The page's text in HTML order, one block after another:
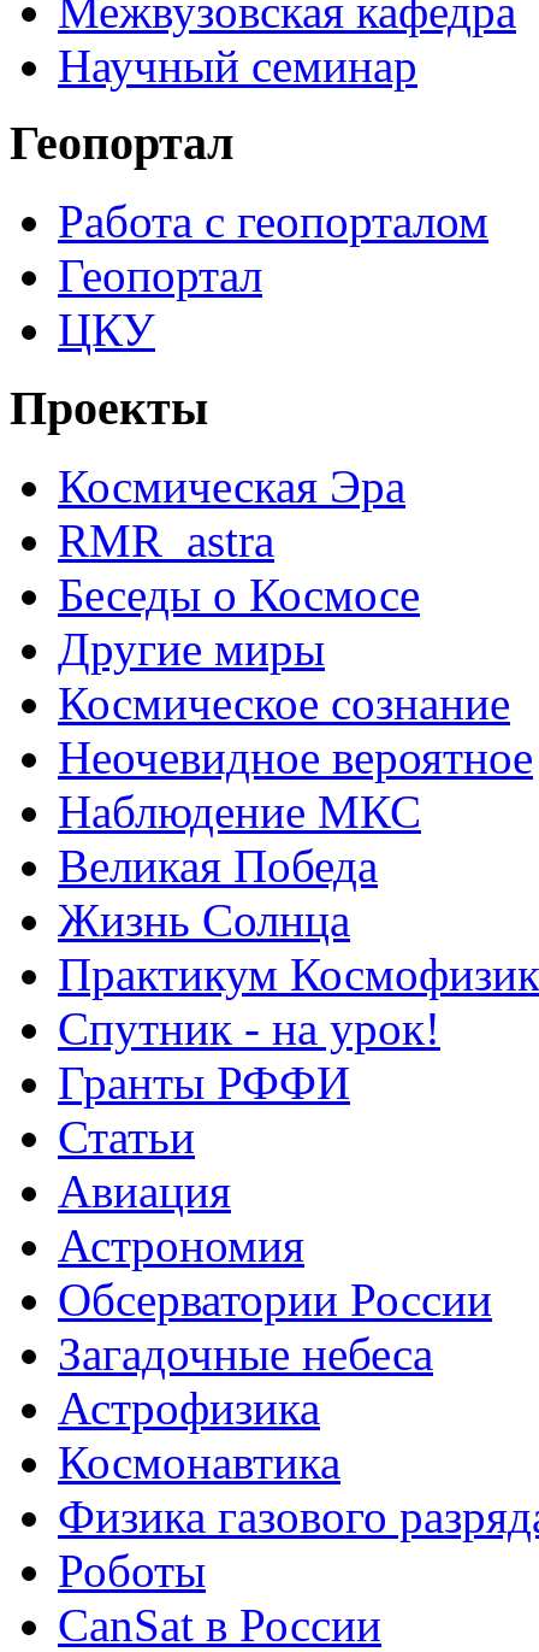
Межвузовская кафедра
Научный семинар
Геопортал
Работа с геопорталом
Геопортал
ЦКУ
Проекты
Космическая Эра
RMR_astra
Беседы о Космосе
Другие миры
Космическое сознание
Неочевидное вероятное
Наблюдение МКС
Великая Победа
Жизнь Солнца
Практикум
Спутник - на урок!
Гранты РФФИ
Статьи
Авиация
Астрономия
Обсерватории России
Загадочные небеса
Астрофизика
Космонавтика
Физика газового
Роботы
CanSat в России